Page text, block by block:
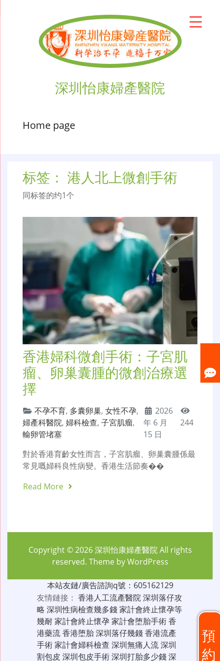
深圳怡康婦產醫院
Home page
标签： 港人北上微創手術
同标签的约1个
香港婦科微創手術：子宮肌
瘤、卵巢囊腫的微創治療選
擇
不孕不育, 多囊卵巢, 女性不孕,
婦產科醫院, 婦科檢查, 子宮肌瘤,
輸卵管堵塞
2026
年 6 月
15 日
244
對於香港育齡女性而言，子宮肌瘤、卵巢囊腫係最
常見嘅婦科良性病變。香港生活節奏��
Read More
預
約
Copyright © 2026深圳怡康婦產醫院All rights
reserved. Theme byWordPress
本站友鏈/廣告諮詢q號：605162129
友情鏈接： 香港人工流產醫院深圳落仔攻
略 深圳性病檢查幾多錢家計會終止懷孕等
幾耐家計會終止懷孕家計會堕胎手術香
港藥流香港堕胎深圳落仔幾錢香港流產
手術家計會婦科檢查 深圳無痛人流深圳
割包皮 深圳包皮手術深圳打胎多少錢深